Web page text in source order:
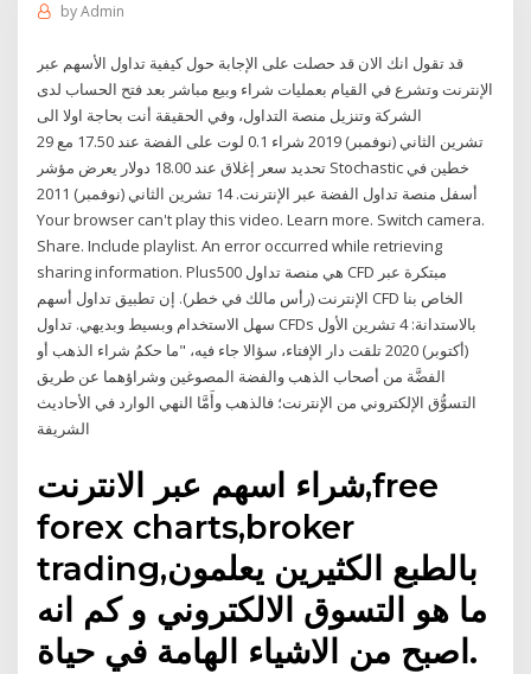
byAdmin
قد تقول انك الان قد حصلت على الإجابة حول كيفية تداول الأسهم عبر
الإنترنت وتشرع في القيام بعمليات شراء وبيع مباشر بعد فتح الحساب لدى
الشركة وتنزيل منصة التداول، وفي الحقيقة أنت بحاجة اولا الى
29 تشرين الثاني (نوفمبر) 2019 شراء 0.1 لوت على الفضة عند 17.50 مع
تحديد سعر إغلاق عند 18.00 دولار يعرض مؤشر Stochastic خطين في
أسفل منصة تداول الفضة عبر الإنترنت. 14 تشرين الثاني (نوفمبر) 2011
Your browser can't play this video. Learn more. Switch camera.
Share. Include playlist. An error occurred while retrieving
sharing information. Plus500 هي منصة تداول CFD مبتكرة عبر
الإنترنت (رأس مالك في خطر). إن تطبيق تداول أسهم CFD الخاص بنا
سهل الاستخدام وبسيط وبديهي. تداول CFDs بالاستدانة: 4 تشرين الأول
(أكتوبر) 2020 تلقت دار الإفتاء، سؤالا جاء فيه، "ما حكمُ شراء الذهب أو
الفضَّة من أصحاب الذهب والفضة المصوغين وشراؤهما عن طريق
التسوُّق الإلكتروني من الإنترنت؛ فالذهب وأَمَّا النهي الوارد في الأحاديث
الشريفة
شراء اسهم عبر الانترنت,free
forex charts,broker
trading,بالطبع الكثيرين يعلمون
ما هو التسوق الالكتروني و كم انه
اصبح من الاشياء الهامة في حياة.